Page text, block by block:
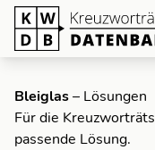
Bleiglas– Lösungen
Für die
passende Lösung.